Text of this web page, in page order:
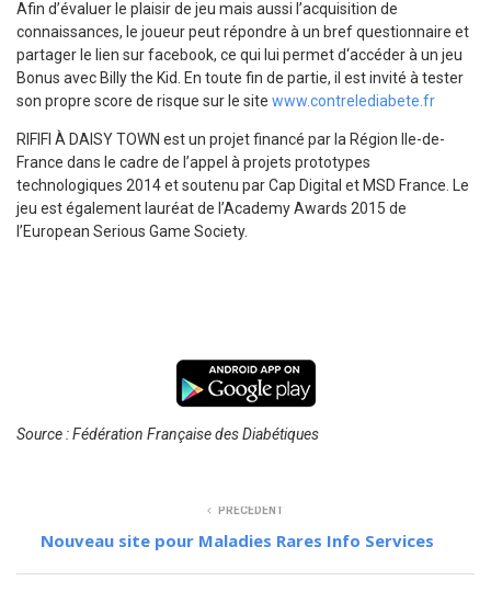
Afin d’évaluer le plaisir de jeu mais aussi l’acquisition de
connaissances, le joueur peut répondre à un bref questionnaire et
partager le lien sur facebook, ce qui lui permet d‘accéder à un jeu
Bonus avec Billy the Kid. En toute fin de partie, il est invité à tester
son propre score de risque sur le site www.contrelediabete.fr
RIFIFI À DAISY TOWN est un projet financé par la Région Ile-de-
France dans le cadre de l’appel à projets prototypes
technologiques 2014 et soutenu par Cap Digital et MSD France. Le
jeu est également lauréat de l’Academy Awards 2015 de
l’European Serious Game Society.
Source : Fédération Française des Diabétiques
PRÉCÉDENT
Nouveau site pour Maladies Rares Info Services